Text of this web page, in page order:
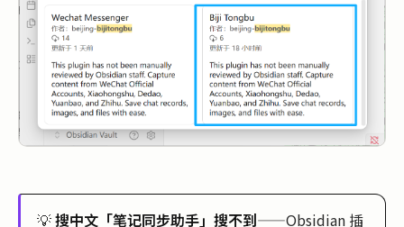
💡搜中文「笔记同步助手」搜不到——Obsidian 插